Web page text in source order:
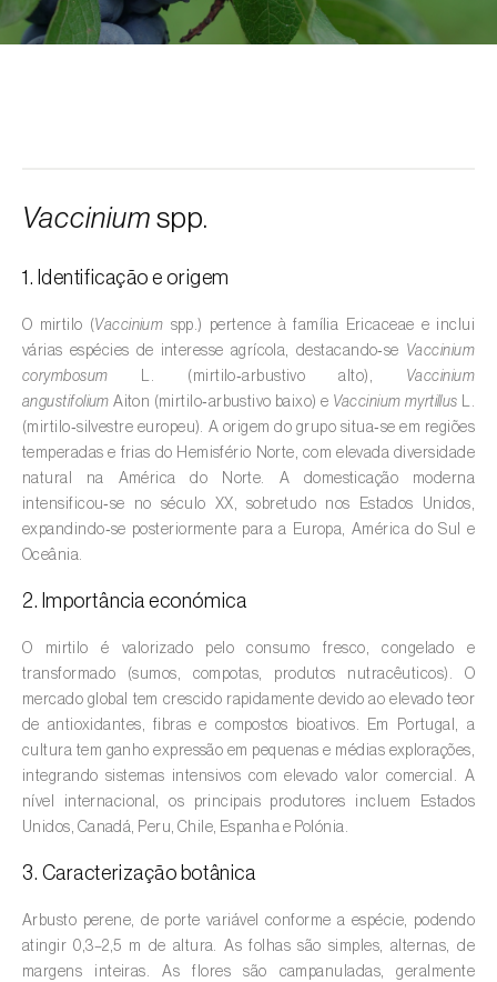
Alface (Lactuca sativa)
Ambientes aquáticos (
valas, canais, açudes, barragens e estações
de tratamento de águas residuais)
Ameixeira (Prunus domestica L. )
Amendoeira (Prunus dulcis)
Amendoim ( Arachis hypogaea
Amieiro ( Alnus glutinosa
Amoreira (Morus spp. )
Ananás / Abacaxi (Ananas comosus )
Anona ( Annona spp.
Áreas não cultivadas (
Aromáticas, condimentares e medicinais
(Coriandrum, Petroselinum, Mentha, Ocimum,
Artemisia, Foeniculum, Laurus, Majorana,
Melissa, Pimpinella, Rosmarinus e outras
Arroz (Oryza spp. )
Aveia (Avena sativa)
Vaccinium spp.
1. Identificação e origem
O mirtilo (Vaccinium spp.) pertence à família Ericaceae e inclui
várias espécies de interesse agrícola, destacando‑se Vaccinium
corymbosum L. (mirtilo‑arbustivo alto), Vaccinium
angustifolium Aiton (mirtilo‑arbustivo baixo) e Vaccinium myrtillus L.
(mirtilo‑silvestre europeu). A origem do grupo situa‑se em regiões
temperadas e frias do Hemisfério Norte, com elevada diversidade
natural na América do Norte. A domesticação moderna
intensificou‑se no século XX, sobretudo nos Estados Unidos,
expandindo‑se posteriormente para a Europa, América do Sul e
Oceânia.
2. Importância económica
O mirtilo é valorizado pelo consumo fresco, congelado e
transformado (sumos, compotas, produtos nutracêuticos). O
mercado global tem crescido rapidamente devido ao elevado teor
de antioxidantes, fibras e compostos bioativos. Em Portugal, a
cultura tem ganho expressão em pequenas e médias explorações,
integrando sistemas intensivos com elevado valor comercial. A
nível internacional, os principais produtores incluem Estados
Unidos, Canadá, Peru, Chile, Espanha e Polónia.
3. Caracterização botânica
Arbusto perene, de porte variável conforme a espécie, podendo
atingir 0,3–2,5 m de altura. As folhas são simples, alternas, de
margens inteiras. As flores são campanuladas, geralmente